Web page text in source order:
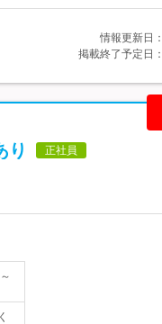
情報更新日：
掲載終了予定日：
り 正社員